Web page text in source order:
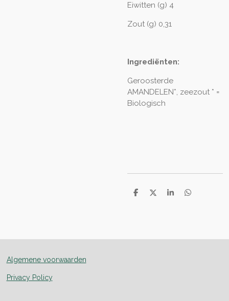
Eiwitten (g) 4
Zout (g) 0,31
Ingrediënten:
Geroosterde
AMANDELEN*, zeezout * =
Biologisch
D
D
S
D
Algemene voorwaarden
Privacy Policy